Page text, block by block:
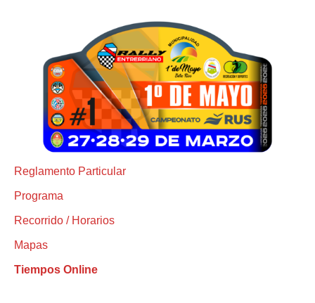
Reglamento Particular
Programa
Recorrido / Horarios
Mapas
Tiempos Online